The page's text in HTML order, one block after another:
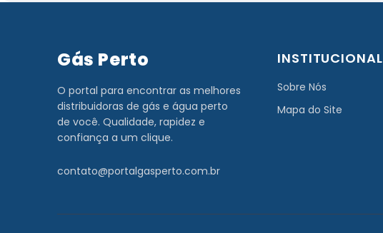
Gás Perto
O portal para encontrar as melhores
distribuidoras de gás e água perto
de você. Qualidade, rapidez e
confiança a um clique.
contato@portalgasperto.com.br
INSTITUCIONAL
Sobre Nós
Mapa do Site